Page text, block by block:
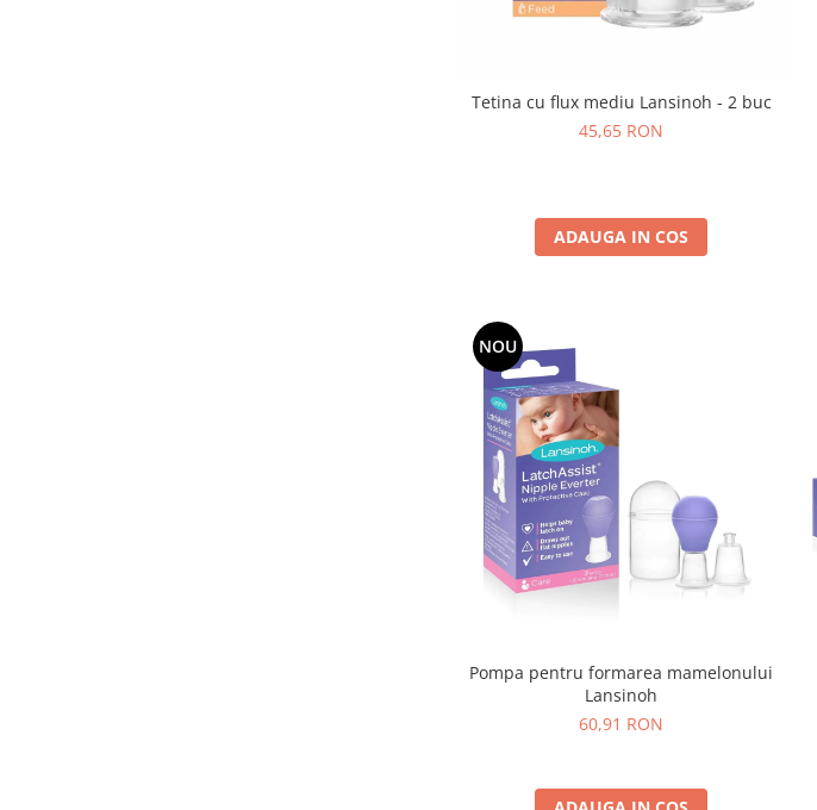
Tetina cu flux mediu Lansinoh - 2 buc
45,65 RON
ADAUGA IN COS
NOU
Pompa pentru formarea mamelonului
Lansinoh
60,91 RON